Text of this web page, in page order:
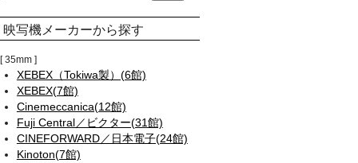
映写機メーカーから探す
35mm
XEBEX（Tokiwa製）(6館)
XEBEX(7館)
Cinemeccanica(12館)
Fuji Central／ビクター(31館)
CINEFORWARD／日本電子(24館)
Kinoton(7館)